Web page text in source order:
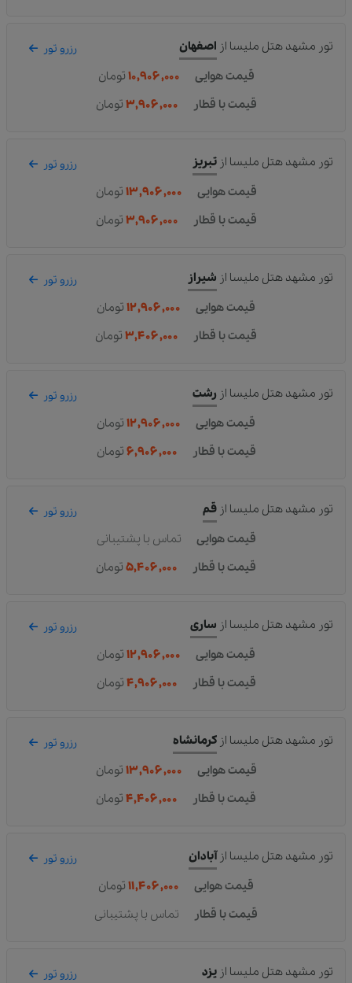
تور مشهد هتل ملیسا از اصفهان رزرو تور
قیمت هوایی ۱۰,۹۰۶,۰۰۰ تومان
قیمت با قطار
۳,۹۰۶,۰۰۰ تومان
تور مشهد هتل ملیسا از تبریز رزرو تور
قیمت هوایی ۱۳,۹۰۶,۰۰۰ تومان
قیمت با قطار
۳,۹۰۶,۰۰۰ تومان
تور مشهد هتل ملیسا از شیراز رزرو تور
قیمت هوایی ۱۲,۹۰۶,۰۰۰ تومان
قیمت با قطار
۳,۴۰۶,۰۰۰ تومان
تور مشهد هتل ملیسا از رشت رزرو تور
قیمت هوایی ۱۲,۹۰۶,۰۰۰ تومان
قیمت با قطار
۶,۹۰۶,۰۰۰ تومان
تور مشهد هتل ملیسا از قم رزرو تور
قیمت هوایی
تماس با پشتیبانی
قیمت با قطار
۵,۴۰۶,۰۰۰ تومان
تور مشهد هتل ملیسا از ساری رزرو تور
قیمت هوایی ۱۲,۹۰۶,۰۰۰ تومان
قیمت با قطار
۴,۹۰۶,۰۰۰ تومان
تور مشهد هتل ملیسا از کرمانشاه رزرو تور
قیمت هوایی ۱۳,۹۰۶,۰۰۰ تومان
قیمت با قطار
۴,۴۰۶,۰۰۰ تومان
تور مشهد هتل ملیسا ازآبادان رزرو تور
قیمت هوایی ۱۱,۴۰۶,۰۰۰ تومان
قیمت با قطار
تماس با پشتیبانی
تور مشهد هتل ملیسا از یزد رزرو تور